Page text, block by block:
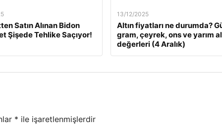
Satın Alınan Bidon
Şişede Tehlike Saçıyor!
13/12/2025
Altın fiyatları ne durumda?
gram, çeyrek, ons ve yarım
değerleri (4 Aralık)
* ile işaretlenmişlerdir